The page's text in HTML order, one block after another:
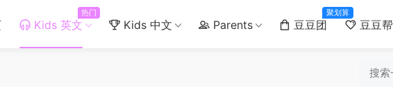
Kids 英文
热门
Kids 中文 Parents 豆豆团
聚划算
豆豆帮